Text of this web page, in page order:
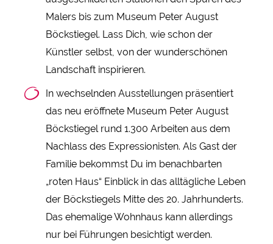
Malers bis zum Museum Peter August
Böckstiegel. Lass Dich, wie schon der
Künstler selbst, von der wunderschönen
Landschaft inspirieren.
In wechselnden Ausstellungen präsentiert
das neu eröffnete Museum Peter August
Böckstiegel rund 1.300 Arbeiten aus dem
Nachlass des Expressionisten. Als Gast der
Familie bekommst Du im benachbarten
„roten Haus“ Einblick in das alltägliche Leben
der Böckstiegels Mitte des 20. Jahrhunderts.
Das ehemalige Wohnhaus kann allerdings
nur bei Führungen besichtigt werden.